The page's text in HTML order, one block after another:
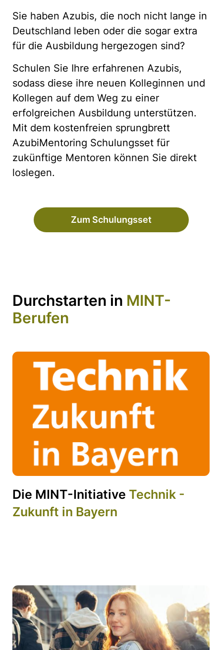
Sie haben Azubis, die noch nicht lange in
Deutschland leben oder die sogar extra
für die Ausbildung hergezogen sind?
Schulen Sie Ihre erfahrenen Azubis,
sodass diese ihre neuen Kolleginnen und
Kollegen auf dem Weg zu einer
erfolgreichen Ausbildung unterstützen.
Mit dem kostenfreien sprungbrett
AzubiMentoring Schulungsset für
zukünftige Mentoren können Sie direkt
loslegen.
Zum Schulungsset
Durchstarten in MINT-
Berufen
Die MINT-Initiative Technik -
Zukunft in Bayern